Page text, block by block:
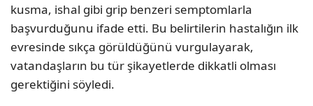
kusma, ishal gibi grip benzeri semptomlarla
başvurduğunu ifade etti. Bu belirtilerin hastalığın ilk
evresinde sıkça görüldüğünü vurgulayarak,
vatandaşların bu tür şikayetlerde dikkatli olması
gerektiğini söyledi.